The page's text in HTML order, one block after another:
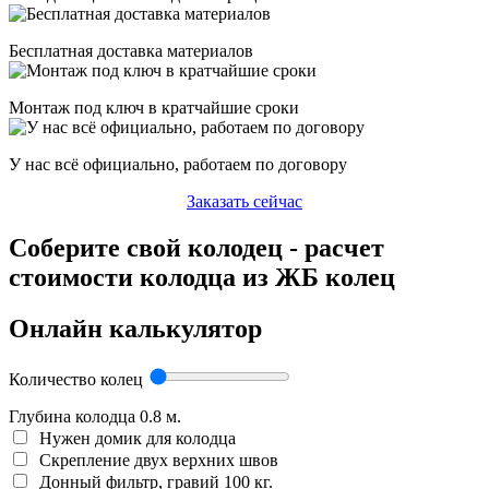
Бесплатная доставка материалов
Монтаж под ключ в кратчайшие сроки
У нас всё официально, работаем по договору
Заказать сейчас
Соберите свой колодец - расчет
стоимости колодца из ЖБ колец
Онлайн калькулятор
Количество колец
Глубина колодца 0.8 м.
Нужен домик для колодца
Скрепление двух верхних швов
Донный фильтр, гравий 100 кг.